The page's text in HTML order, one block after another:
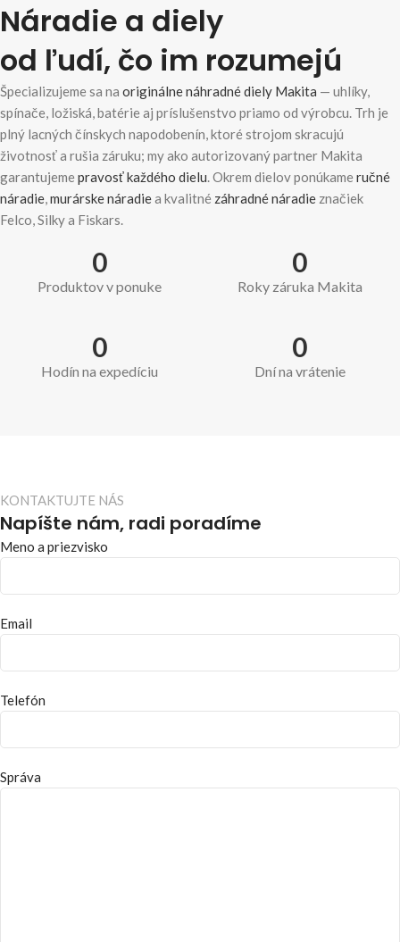
Náradie a diely
od ľudí, čo im rozumejú
Špecializujeme sa na originálne náhradné diely Makita — uhlíky,
spínače, ložiská, batérie aj príslušenstvo priamo od výrobcu. Trh je
plný lacných čínskych napodobenín, ktoré strojom skracujú
životnosť a rušia záruku; my ako autorizovaný partner Makita
garantujemepravosť každého dielu. Okrem dielov ponúkameručné
náradie,murárske náradiea kvalitné záhradné náradie značiek
Felco, Silky a Fiskars.
0
Produktov v ponuke
0
Roky záruka Makita
0
Hodín na expedíciu
0
Dní na vrátenie
KONTAKTUJTE NÁS
Napíšte nám, radi poradíme
Meno a priezvisko
Email
Telefón
Správa